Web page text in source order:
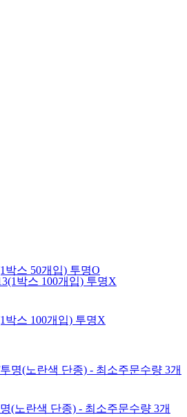
박스 50개입) 투명O
박스 100개입) 투명X
(노란색 단종) - 최소주문수량 3개